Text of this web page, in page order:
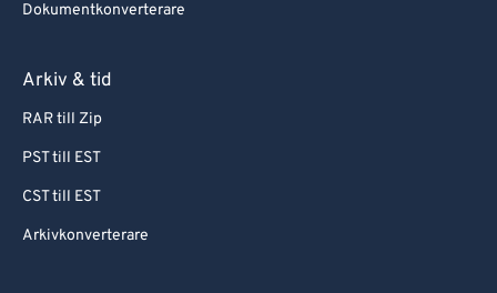
Dokumentkonverterare
Arkiv & tid
RAR till Zip
PST till EST
CST till EST
Arkivkonverterare